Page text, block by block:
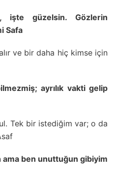
işte güzelsin. Gözlerin
Safa
ve bir daha hiç kimse için
ayrılık vakti gelip
Tek bir istediğim var; o da
ama ben unuttuğun gibiyim